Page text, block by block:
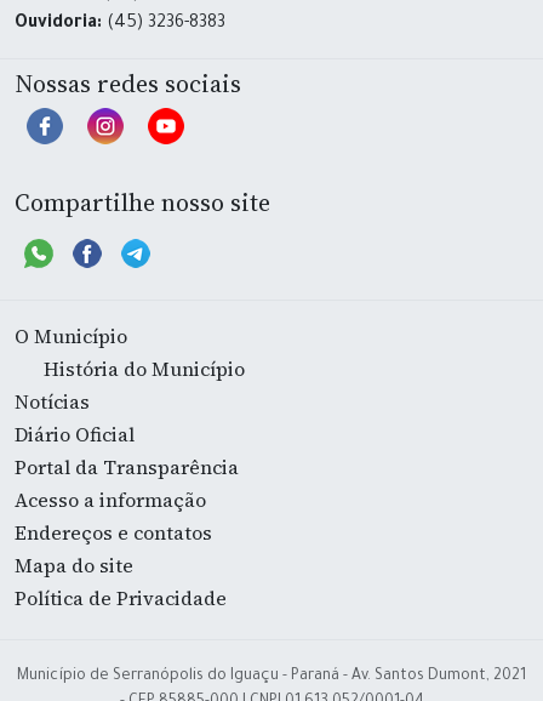
Ouvidoria: (45) 3236-8383
Nossas redes sociais
Compartilhe nosso site
O Município
História do Município
Notícias
Diário Oficial
Portal da Transparência
Acesso a informação
Endereços e contatos
Mapa do site
Política de Privacidade
Município de Serranópolis do Iguaçu - Paraná - Av. Santos Dumont, 2021